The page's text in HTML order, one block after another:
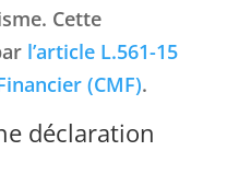
Cette
l’article L.561-15
(CMF).
déclaration